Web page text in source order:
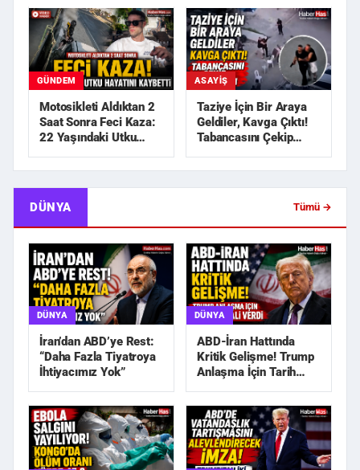
GÜNDEM
Motosikleti Aldıktan 2
Saat Sonra Feci Kaza:
22 Yaşındaki Utku
ASAYIŞ
Taziye İçin Bir Araya
Geldiler, Kavga Çıktı!
Tabancasını Çekip
DÜNYA Tümü →
DÜNYA
İran’dan ABD’ye Rest:
“Daha Fazla Tiyatroya
İhtiyacımız Yok”
DÜNYA
ABD-İran Hattında
Kritik Gelişme! Trump
Anlaşma İçin Tarih